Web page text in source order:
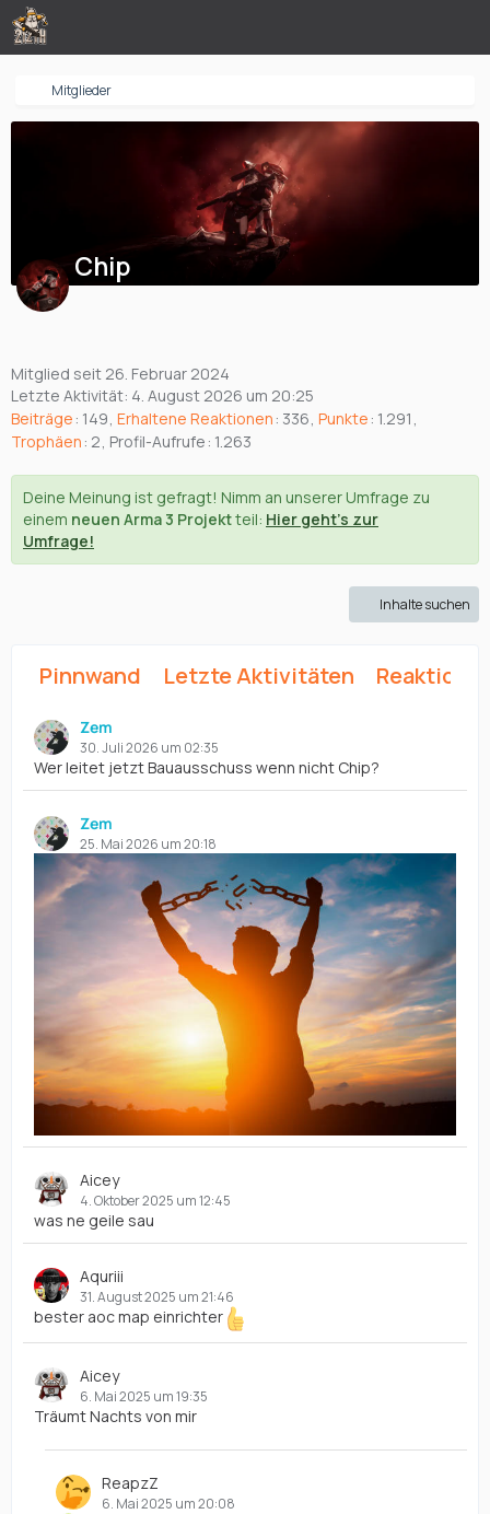
Mitglieder
Chip
Mitglied seit 26. Februar 2024
Letzte Aktivität: 4. August 2026 um 20:25
Beiträge 149 Erhaltene Reaktionen 336 Punkte 1.291
Trophäen 2 Profil-Aufrufe 1.263
Deine Meinung ist gefragt! Nimm an unserer Umfrage zu
einem neuen Arma 3 Projektteil: Hier geht's zur
Umfrage!
Inhalte suchen
Pinnwand Letzte Aktivitäten
Zem
30. Juli 2026 um 02:35
Wer leitet jetzt Bauausschuss wenn nicht Chip?
Zem
25. Mai 2026 um 20:18
Aicey
4. Oktober 2025 um 12:45
was ne geile sau
Aquriii
31. August 2025 um 21:46
bester aoc map einrichter
Aicey
6. Mai 2025 um 19:35
Träumt Nachts von mir
ReapzZ
6. Mai 2025 um 20:08